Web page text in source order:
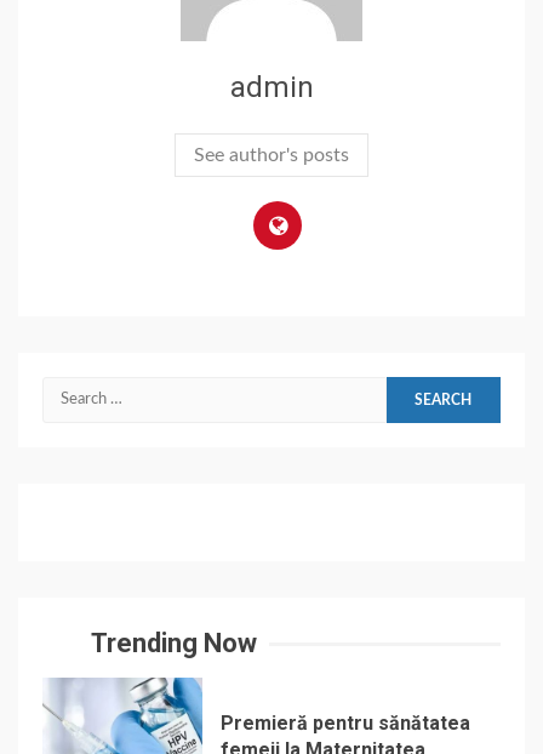
admin
See author's posts
Search
Trending Now
Premieră pentru sănătatea